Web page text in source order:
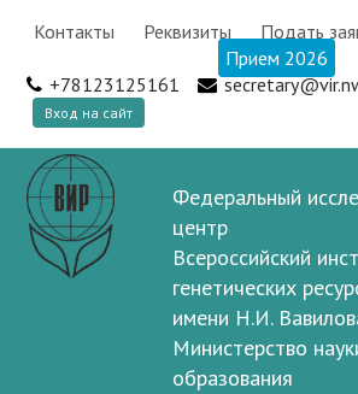
Контакты Реквизиты Подать
Прием 2026
+78123125161
Вход на сайт
Федеральный
центр
Всероссийский
генетических
имени Н.И.
Министерство
образования